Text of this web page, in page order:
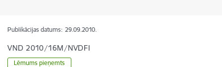
Publikācijas datums: 29.09.2010.
VND 2010/16M/NVDFI
Lēmums pieņemts